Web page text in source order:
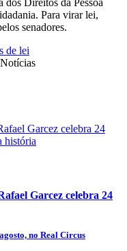
dos Direitos da Pessoa
Para virar lei,
senadores.
de lei
Garcez celebra 24
no Real Circus